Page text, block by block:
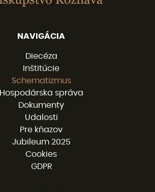
NAVIGÁCIA
Diecéza
Inštitúcie
Schematizmus
Hospodárska správa
Dokumenty
Udalosti
Pre kňazov
Jubileum 2025
Cookies
GDPR